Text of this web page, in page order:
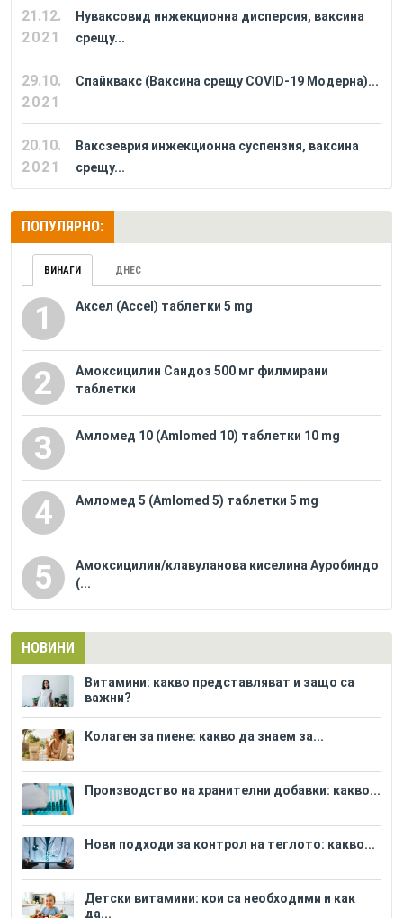
21.12.
2021
Нуваксовид инжекционна дисперсия, ваксина
срещу...
29.10.
2021
Спайквакс (Ваксина срещу COVID-19 Модерна)...
20.10.
2021
Ваксзеврия инжекционна суспензия, ваксина
срещу...
ПОПУЛЯРНО:
ВИНАГИ ДНЕС
1 Аксел (Accel) таблетки 5 mg
2
Амоксицилин Сандоз 500 мг филмирани
таблетки
3 Амломед 10 (Amlomed 10) таблетки 10 mg
4 Амломед 5 (Amlomed 5) таблетки 5 mg
5
Амоксицилин/клавуланова киселина Ауробиндо
(...
НОВИНИ
Витамини: какво представляват и защо са
важни?
Колаген за пиене: какво да знаем за...
Производство на хранителни добавки: какво...
Нови подходи за контрол на теглото: какво...
Детски витамини: кои са необходими и как
да...